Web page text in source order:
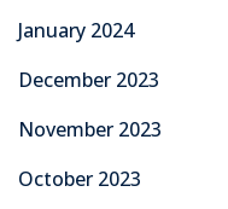
January 2024
December 2023
November 2023
October 2023